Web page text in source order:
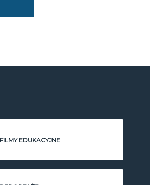
FILMY EDUKACYJNE